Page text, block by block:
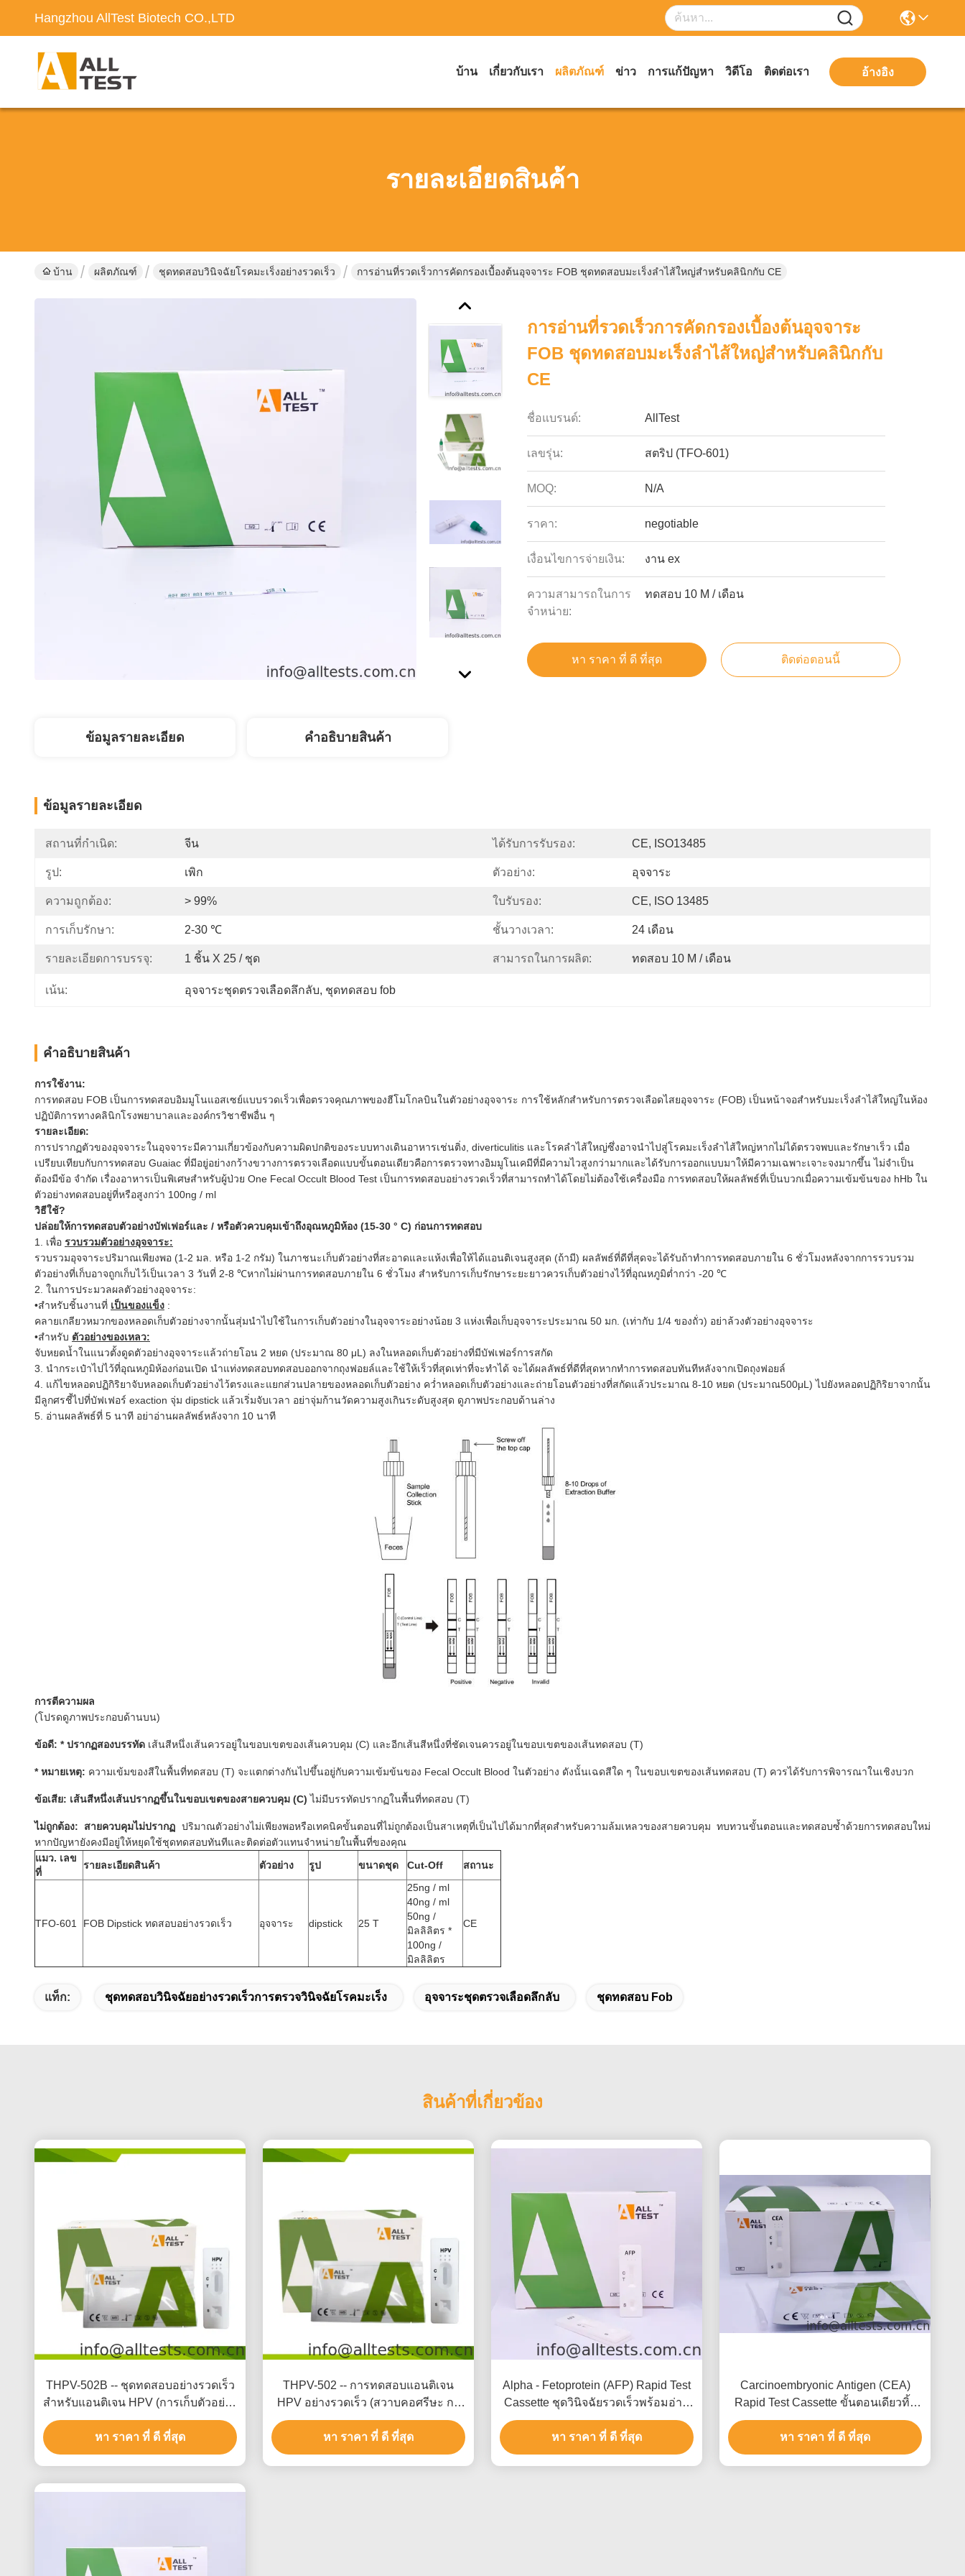
Hangzhou AllTest Biotech CO.,LTD
บ้าน เกี่ยวกับเรา ผลิตภัณฑ์ ข่าว การแก้ปัญหา วิดีโอ ติดต่อเรา อ้างอิง
รายละเอียดสินค้า
บ้าน ผลิตภัณฑ์ ชุดทดสอบวินิจฉัยโรคมะเร็งอย่างรวดเร็ว การอ่านที่รวดเร็วการคัดกรองเบื้องต้นอุจจาระ FOB ชุดทดสอบมะเร็งลำไส้ใหญ่สำหรับคลินิกกับ CE
การอ่านที่รวดเร็วการคัดกรองเบื้องต้นอุจจาระ
FOB ชุดทดสอบมะเร็งลำไส้ใหญ่สำหรับคลินิกกับ
CE
ชื่อแบรนด์: AllTest
เลขรุ่น: สตริป (TFO-601)
MOQ: N/A
ราคา: negotiable
เงื่อนไขการจ่ายเงิน: งาน ex
ความสามารถในการ
จําหน่าย:
ทดสอบ 10 M / เดือน
หา ราคา ที่ ดี ที่สุด ติดต่อตอนนี้
ข้อมูลรายละเอียด คําอธิบายสินค้า
ข้อมูลรายละเอียด
สถานที่กำเนิด: จีน ได้รับการรับรอง: CE, ISO13485
รูป: เพิก ตัวอย่าง: อุจจาระ
ความถูกต้อง: > 99% ใบรับรอง: CE, ISO 13485
การเก็บรักษา: 2-30 ℃ ชั้นวางเวลา: 24 เดือน
รายละเอียดการบรรจุ: 1 ชิ้น X 25 / ชุด สามารถในการผลิต: ทดสอบ 10 M / เดือน
เน้น: อุจจาระชุดตรวจเลือดลึกลับ, ชุดทดสอบ fob
คําอธิบายสินค้า
การใช้งาน:
การทดสอบ FOB เป็นการทดสอบอิมมูโนแอสเซย์แบบรวดเร็วเพื่อตรวจคุณภาพของฮีโมโกลบินในตัวอย่างอุจจาระ การใช้หลักสำหรับการตรวจเลือดไสยอุจจาระ (FOB) เป็นหน้าจอสำหรับมะเร็งลำไส้ใหญ่ในห้อง
ปฏิบัติการทางคลินิกโรงพยาบาลและองค์กรวิชาชีพอื่น ๆ
รายละเอียด:
การปรากฏตัวของอุจจาระในอุจจาระมีความเกี่ยวข้องกับความผิดปกติของระบบทางเดินอาหารเช่นติ่ง, diverticulitis และโรคลำไส้ใหญ่ซึ่งอาจนำไปสู่โรคมะเร็งลำไส้ใหญ่หากไม่ได้ตรวจพบและรักษาเร็ว เมื่อ
เปรียบเทียบกับการทดสอบ Guaiac ที่มีอยู่อย่างกว้างขวางการตรวจเลือดแบบขั้นตอนเดียวคือการตรวจทางอิมมูโนเคมีที่มีความไวสูงกว่ามากและได้รับการออกแบบมาให้มีความเฉพาะเจาะจงมากขึ้น ไม่จำเป็น
ต้องมีข้อ จำกัด เรื่องอาหารเป็นพิเศษสำหรับผู้ป่วย One Fecal Occult Blood Test เป็นการทดสอบอย่างรวดเร็วที่สามารถทำได้โดยไม่ต้องใช้เครื่องมือ การทดสอบให้ผลลัพธ์ที่เป็นบวกเมื่อความเข้มข้นของ hHb ใน
ตัวอย่างทดสอบอยู่ที่หรือสูงกว่า 100ng / ml
วิธีใช้?
ปล่อยให้การทดสอบตัวอย่างบัฟเฟอร์และ / หรือตัวควบคุมเข้าถึงอุณหภูมิห้อง (15-30 ° C) ก่อนการทดสอบ
1. เพื่อ รวบรวมตัวอย่างอุจจาระ:
รวบรวมอุจจาระปริมาณเพียงพอ (1-2 มล. หรือ 1-2 กรัม) ในภาชนะเก็บตัวอย่างที่สะอาดและแห้งเพื่อให้ได้แอนติเจนสูงสุด (ถ้ามี) ผลลัพธ์ที่ดีที่สุดจะได้รับถ้าทำการทดสอบภายใน 6 ชั่วโมงหลังจากการรวบรวม
ตัวอย่างที่เก็บอาจถูกเก็บไว้เป็นเวลา 3 วันที่ 2-8 ℃หากไม่ผ่านการทดสอบภายใน 6 ชั่วโมง สำหรับการเก็บรักษาระยะยาวควรเก็บตัวอย่างไว้ที่อุณหภูมิต่ำกว่า -20 ℃
2. ในการประมวลผลตัวอย่างอุจจาระ:
•สำหรับชิ้นงานที่ เป็นของแข็ง :
คลายเกลียวหมวกของหลอดเก็บตัวอย่างจากนั้นสุ่มนำไปใช้ในการเก็บตัวอย่างในอุจจาระอย่างน้อย 3 แห่งเพื่อเก็บอุจจาระประมาณ 50 มก. (เท่ากับ 1/4 ของถั่ว) อย่าล้วงตัวอย่างอุจจาระ
•สำหรับ ตัวอย่างของเหลว:
จับหยดน้ำในแนวตั้งดูดตัวอย่างอุจจาระแล้วถ่ายโอน 2 หยด (ประมาณ 80 μL) ลงในหลอดเก็บตัวอย่างที่มีบัฟเฟอร์การสกัด
3. นำกระเป๋าไปไว้ที่อุณหภูมิห้องก่อนเปิด นำแท่งทดสอบทดสอบออกจากถุงฟอยล์และใช้ให้เร็วที่สุดเท่าที่จะทำได้ จะได้ผลลัพธ์ที่ดีที่สุดหากทำการทดสอบทันทีหลังจากเปิดถุงฟอยล์
4. แก้ไขหลอดปฏิกิริยาจับหลอดเก็บตัวอย่างไว้ตรงและแยกส่วนปลายของหลอดเก็บตัวอย่าง คว่ำหลอดเก็บตัวอย่างและถ่ายโอนตัวอย่างที่สกัดแล้วประมาณ 8-10 หยด (ประมาณ500μL) ไปยังหลอดปฏิกิริยาจากนั้น
มีลูกศรชี้ไปที่บัฟเฟอร์ exaction จุ่ม dipstick แล้วเริ่มจับเวลา อย่าจุ่มก้านวัดความสูงเกินระดับสูงสุด ดูภาพประกอบด้านล่าง
5. อ่านผลลัพธ์ที่ 5 นาที อย่าอ่านผลลัพธ์หลังจาก 10 นาที
การตีความผล
(โปรดดูภาพประกอบด้านบน)
ข้อดี: * ปรากฏสองบรรทัด เส้นสีหนึ่งเส้นควรอยู่ในขอบเขตของเส้นควบคุม (C) และอีกเส้นสีหนึ่งที่ชัดเจนควรอยู่ในขอบเขตของเส้นทดสอบ (T)
* หมายเหตุ: ความเข้มของสีในพื้นที่ทดสอบ (T) จะแตกต่างกันไปขึ้นอยู่กับความเข้มข้นของ Fecal Occult Blood ในตัวอย่าง ดังนั้นเฉดสีใด ๆ ในขอบเขตของเส้นทดสอบ (T) ควรได้รับการพิจารณาในเชิงบวก
ข้อเสีย: เส้นสีหนึ่งเส้นปรากฏขึ้นในขอบเขตของสายควบคุม (C) ไม่มีบรรทัดปรากฏในพื้นที่ทดสอบ (T)
ไม่ถูกต้อง: สายควบคุมไม่ปรากฏ ปริมาณตัวอย่างไม่เพียงพอหรือเทคนิคขั้นตอนที่ไม่ถูกต้องเป็นสาเหตุที่เป็นไปได้มากที่สุดสำหรับความล้มเหลวของสายควบคุม ทบทวนขั้นตอนและทดสอบซ้ำด้วยการทดสอบใหม่
หากปัญหายังคงมีอยู่ให้หยุดใช้ชุดทดสอบทันทีและติดต่อตัวแทนจำหน่ายในพื้นที่ของคุณ
แมว. เลข
ที่
รายละเอียดสินค้า ตัวอย่าง รูป ขนาดชุด Cut-Off สถานะ
TFO-601 FOB Dipstick ทดสอบอย่างรวดเร็ว อุจจาระ dipstick 25 T
25ng / ml
40ng / ml
50ng /
มิลลิลิตร *
100ng /
มิลลิลิตร
CE
แท็ก: ชุดทดสอบวินิจฉัยอย่างรวดเร็วการตรวจวินิจฉัยโรคมะเร็ง อุจจาระชุดตรวจเลือดลึกลับ ชุดทดสอบ Fob
สินค้าที่เกี่ยวข้อง
THPV-502B -- ชุดทดสอบอย่างรวดเร็ว
สำหรับแอนติเจน HPV (การเก็บตัวอย่าง
จากช่องคลอด, ใช้งานง่าย)
หา ราคา ที่ ดี ที่สุด
THPV-502 -- การทดสอบแอนติเจน
HPV อย่างรวดเร็ว (สวาบคอศรีษะ กา
รดําเนินการสะดวกสบาย)
หา ราคา ที่ ดี ที่สุด
Alpha - Fetoprotein (AFP) Rapid Test
Cassette ชุดวินิจฉัยรวดเร็วพร้อมอ่าน
เร็วและใบรับรอง CE
หา ราคา ที่ ดี ที่สุด
Carcinoembryonic Antigen (CEA)
Rapid Test Cassette ขั้นตอนเดียวทิ้ง
สำหรับการวินิจฉัยกับ CE
หา ราคา ที่ ดี ที่สุด